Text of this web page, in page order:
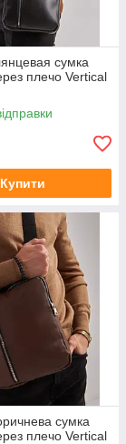
сумка
плечо Vertical
Купити
сумка
плечо Vertical